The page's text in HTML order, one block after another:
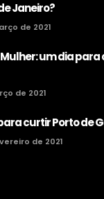
Janeiro?
de 2021
Mulher: um dia
de 2021
curtir Porto de
de 2021